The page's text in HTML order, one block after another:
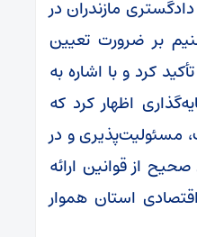
مازندران در
بر ضرورت تعیین
کرد و با اشاره به
اظهار کرد که
مسئولیت‌پذیری و در
از قوانین ارائه
استان هموار